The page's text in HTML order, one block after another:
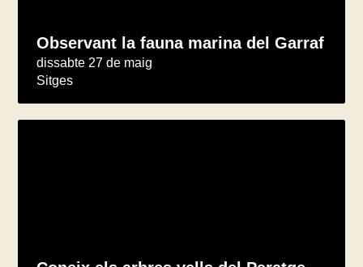
Observant la fauna marina del Garraf
dissabte 27 de maig
Sitges